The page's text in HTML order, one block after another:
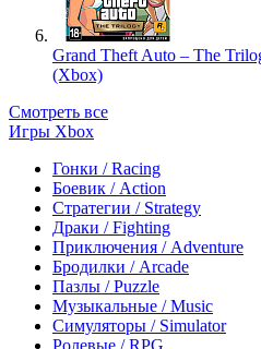
Grand Theft Auto – The
(Xbox)
Смотреть все
Игры Xbox
Гонки / Racing
Боевик / Action
Стратегии / Strategy
Драки / Fighting
Приключения / Adventure
Бродилки / Arcade
Пазлы / Puzzle
Музыкальные / Music
Симуляторы / Simulator
Ролевые / RPG